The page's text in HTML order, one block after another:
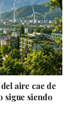
aire cae de
sigue siendo